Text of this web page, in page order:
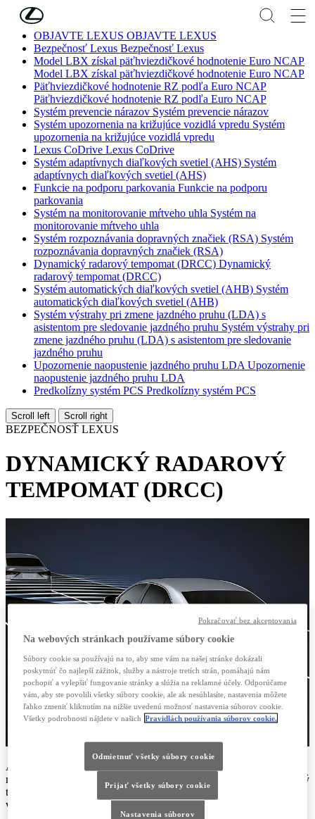
Skip to Main Content
OBJAVTE LEXUS OBJAVTE LEXUS
Bezpečnosť Lexus Bezpečnosť Lexus
Model LBX získal päťhviezdičkové hodnotenie Euro NCAP
Model LBX získal päťhviezdičkové hodnotenie Euro NCAP
Päťhviezdičkové hodnotenie RZ podľa Euro NCAP
Päťhviezdičkové hodnotenie RZ podľa Euro NCAP
Systém prevencie nárazov Systém prevencie nárazov
Systém upozornenia na križujúce vozidlá vpredu Systém
upozornenia na križujúce vozidlá vpredu
Lexus CoDrive Lexus CoDrive
Systém adaptívnych diaľkových svetiel (AHS) Systém
adaptívnych diaľkových svetiel (AHS)
Funkcie na podporu parkovania Funkcie na podporu
parkovania
Systém na monitorovanie mŕtveho uhla Systém na
monitorovanie mŕtveho uhla
Systém rozpoznávania dopravných značiek (RSA) Systém
rozpoznávania dopravných značiek (RSA)
Dynamický radarový tempomat (DRCC) Dynamický
radarový tempomat (DRCC)
Systém automatických diaľkových svetiel (AHB) Systém
automatických diaľkových svetiel (AHB)
Systém výstrahy pri zmene jazdného pruhu (LDA) s
asistentom pre sledovanie jazdného pruhu Systém výstrahy pri
zmene jazdného pruhu (LDA) s asistentom pre sledovanie
jazdného pruhu
Upozornenie naopustenie jazdného pruhu LDA Upozornenie
naopustenie jazdného pruhu LDA
Predkolízny systém PCS Predkolízny systém PCS
Scroll left Scroll right
BEZPEČNOSŤ LEXUS
DYNAMICKÝ RADAROVÝ
TEMPOMAT (DRCC)
Aby vozidlo zaistilo optimálnu bezpečnosť pri jazde ustálenou
rýchlosťou, musí reagovať na svoje prostredie. Dynamický radarový
tempomat zaručuje, že budete vždy udržiavať dostatočnú
vzdialenosť od vozidiel vpredu.
Na webových stránkach používame súbory cookie
Súbory cookie sa používajú na to, aby sme vám na našej stránke dokázali
poskytnúť čo najlepší zážitok, služby a nástroje tretích strán, pomáhajú nám
pochopiť a vylepšiť fungovanie stránky a slúžia na reklamné účely. Odporúčame
vám, aby ste povolili všetky súbory cookie, ale ak nesúhlasíte, nastavenia môžete
ľahko zmeniť kliknutím na nižšie uvedenú možnosť nastavenia súborov cookie.
Všetky podrobnosti nájdete v našich Pravidlách používania súborov cookie.
Odmietnuť všetky súbory cookie
Prijať všetky súbory cookie
Nastavenia súborov
Pokračovať bez akceptovania